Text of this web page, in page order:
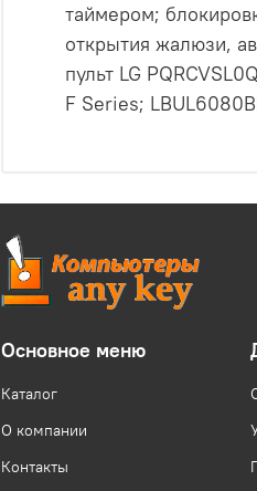
таймером;
открытия жалюзи,
пульт LG
F Series;
Основное меню
Каталог
О компании
Контакты